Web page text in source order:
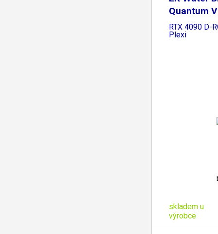
Quantum
RTX 4090 D-
Plexi
skladem u
výrobce